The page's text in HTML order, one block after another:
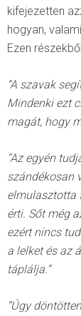
kifejezetten
hogyan,
Ezen
“A szavak
Mindenki ezt
magát, hogy
“Az egyén
szándékosan
elmulasztotta
érti. Sőt még
ezért nincs
a lelket és az
táplálja.”
“Úgy